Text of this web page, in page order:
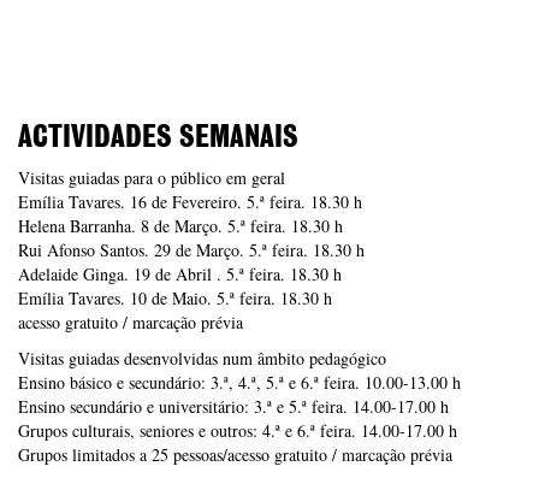
ACTIVIDADES SEMANAIS
Visitas guiadas para o público em geral
Emília Tavares. 16 de Fevereiro. 5.ª feira. 18.30 h
Helena Barranha. 8 de Março. 5.ª feira. 18.30 h
Rui Afonso Santos. 29 de Março. 5.ª feira. 18.30 h
Adelaide Ginga. 19 de Abril . 5.ª feira. 18.30 h
Emília Tavares. 10 de Maio. 5.ª feira. 18.30 h
acesso gratuito / marcação prévia
Visitas guiadas desenvolvidas num âmbito pedagógico
Ensino básico e secundário: 3.ª, 4.ª, 5.ª e 6.ª feira. 10.00-13.00 h
Ensino secundário e universitário: 3.ª e 5.ª feira. 14.00-17.00 h
Grupos culturais, seniores e outros: 4.ª e 6.ª feira. 14.00-17.00 h
Grupos limitados a 25 pessoas/acesso gratuito / marcação prévia